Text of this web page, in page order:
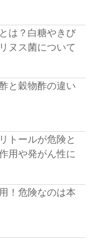
は？白糖やきび
ヌス菌について
と穀物酢の違い
トールが危険と
用や発がん性に
！危険なのは本